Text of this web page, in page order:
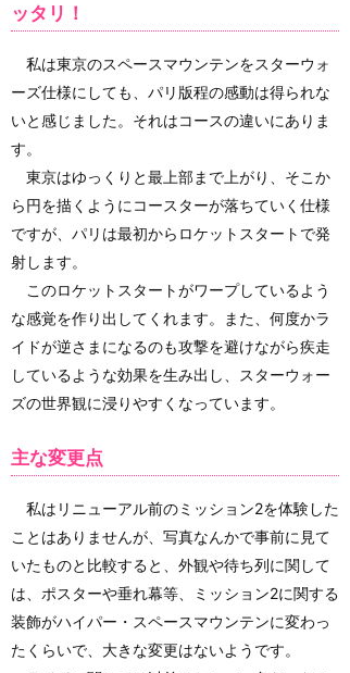
ッタリ！
私は東京のスペースマウンテンをスターウォ
ーズ仕様にしても、パリ版程の感動は得られな
いと感じました。それはコースの違いにありま
す。
東京はゆっくりと最上部まで上がり、そこか
ら円を描くようにコースターが落ちていく仕様
ですが、パリは最初からロケットスタートで発
射します。
このロケットスタートがワープしているよう
な感覚を作り出してくれます。また、何度かラ
イドが逆さまになるのも攻撃を避けながら疾走
しているような効果を生み出し、スターウォー
ズの世界観に浸りやすくなっています。
主な変更点
私はリニューアル前のミッション2を体験した
ことはありませんが、写真なんかで事前に見て
いたものと比較すると、外観や待ち列に関して
は、ポスターや垂れ幕等、ミッション2に関する
装飾がハイパー・スペースマウンテンに変わっ
たくらいで、大きな変更はないようです。